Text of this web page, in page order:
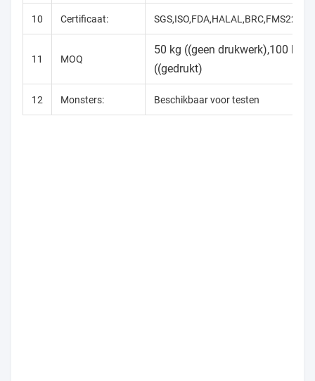
10 Certificaat: SGS,ISO,FDA,HALAL,BRC,FMS22000
11 MOQ
50 kg ((geen drukwerk),100 kg
((gedrukt)
12 Monsters: Beschikbaar voor testen